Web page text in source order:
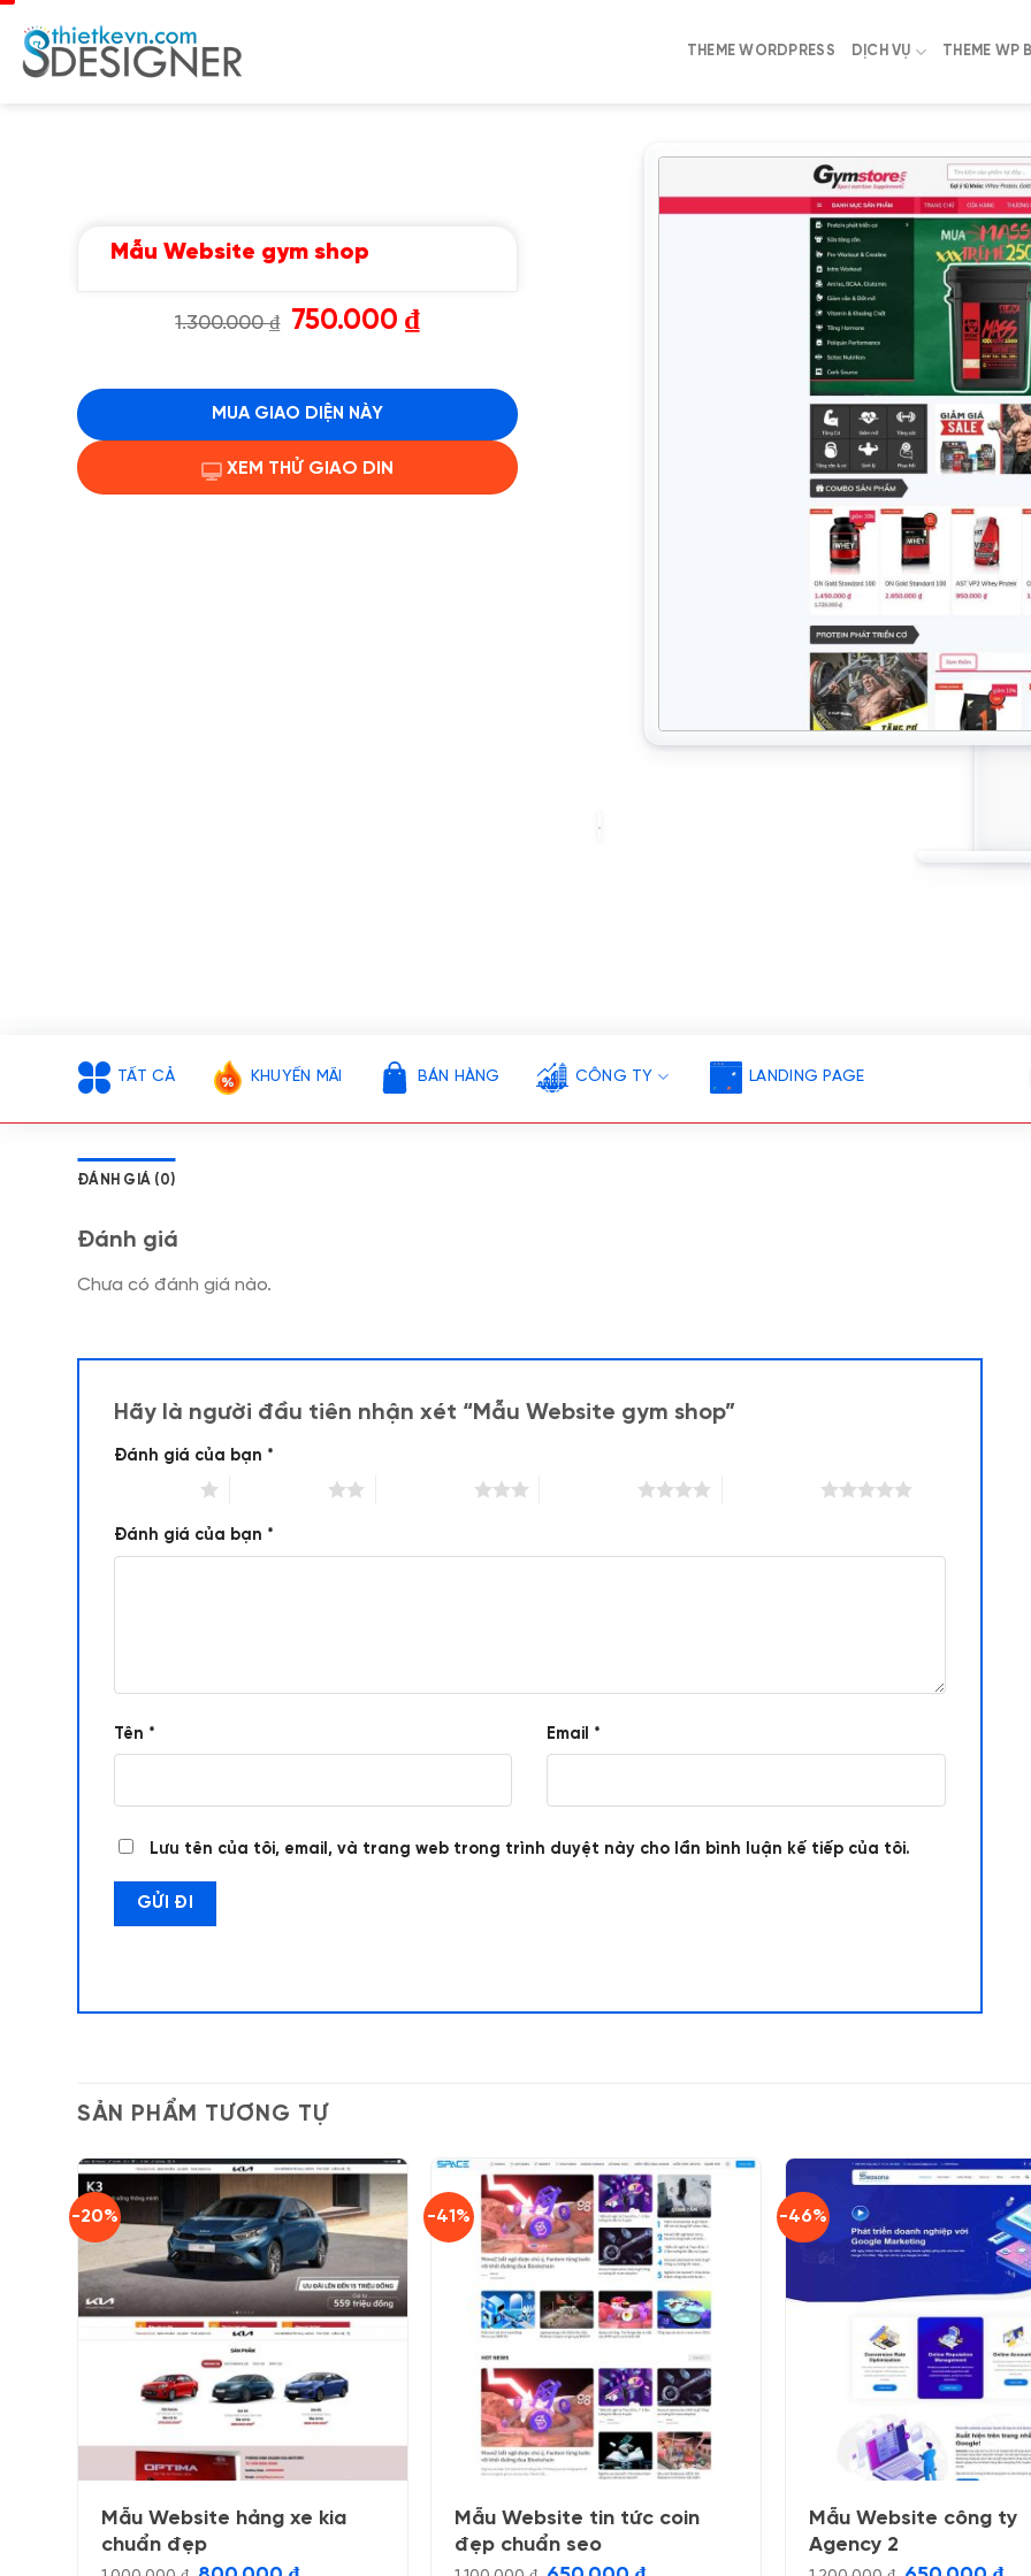
đến
nội
THEME WORDPRESS DỊCH VỤ THEME WP
Mẫu Website gym shop
1.300.000₫
Giá
gốc
750.000 ₫Giá
hiện
750.000 ₫.
MUA GIAO DIỆN NÀY
XEM THỬ GIAO DIN
TẤT CẢ KHUYẾN MÃI BÁN HÀNG CÔNG TY LANDING PAGE
ĐÁNH GIÁ (0)
Đánh giá
Chưa có đánh giá nào.
Hãy là người đầu tiên nhận xét “Mẫu Website gym shop”
Đánh giá của bạn *
Đánh giá của bạn *
Tên * Email *
Lưu tên của tôi, email, và trang web trong trình duyệt này cho lần bình luận kế tiếp của tôi.
SẢN PHẨM TƯƠNG TỰ
-20%
Mẫu Website hảng xe kia
chuẩn đẹp
Giá
Giá
-41%
Mẫu Website tin tức coin
đẹp chuẩn seo
Giá
Giá
-46%
Mẫu Website công ty
Agency 2
Giá
Giá